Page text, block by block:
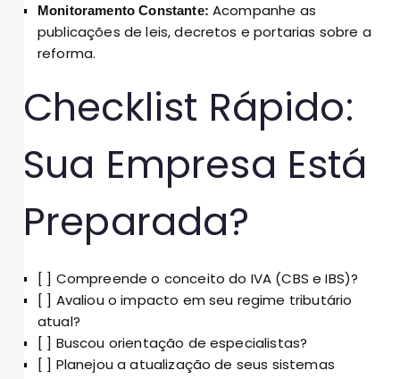
Monitoramento Constante: Acompanhe as
publicações de leis, decretos e portarias sobre a
reforma.
Checklist Rápido:
Sua Empresa Está
Preparada?
[ ] Compreende o conceito do IVA (CBS e IBS)?
[ ] Avaliou o impacto em seu regime tributário
atual?
[ ] Buscou orientação de especialistas?
[ ] Planejou a atualização de seus sistemas